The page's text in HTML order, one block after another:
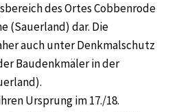
des Ortes Cobbenrode
(Sauerland) dar. Die
auch unter Denkmalschutz
Baudenkmäler in der
Ursprung im 17./18.